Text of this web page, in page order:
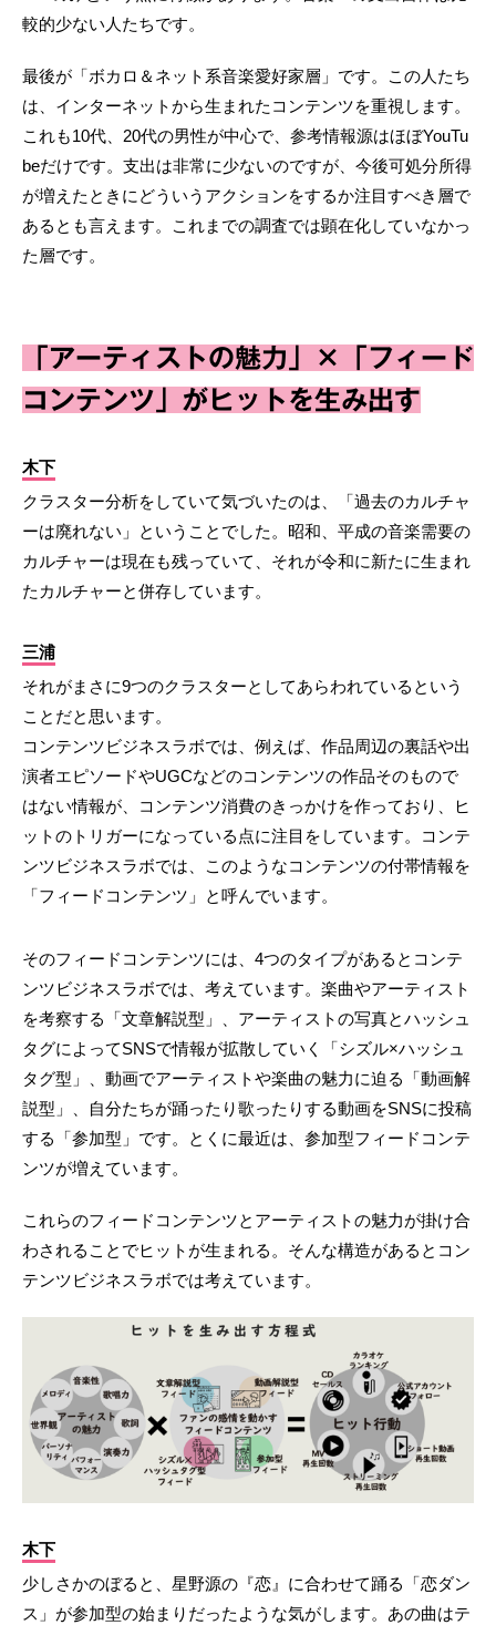
較的少ない人たちです。
最後が「ボカロ＆ネット系音楽愛好家層」です。この人たち
は、インターネットから生まれたコンテンツを重視します。
これも10代、20代の男性が中心で、参考情報源はほぼYouTu
beだけです。支出は非常に少ないのですが、今後可処分所得
が増えたときにどういうアクションをするか注目すべき層で
あるとも言えます。これまでの調査では顕在化していなかっ
た層です。
「アーティストの魅力」×「フィード
コンテンツ」がヒットを生み出す
木下
クラスター分析をしていて気づいたのは、「過去のカルチャ
ーは廃れない」ということでした。昭和、平成の音楽需要の
カルチャーは現在も残っていて、それが令和に新たに生まれ
たカルチャーと併存しています。
三浦
それがまさに9つのクラスターとしてあらわれているという
ことだと思います。
コンテンツビジネスラボでは、例えば、作品周辺の裏話や出
演者エピソードやUGCなどのコンテンツの作品そのもので
はない情報が、コンテンツ消費のきっかけを作っており、ヒ
ットのトリガーになっている点に注目をしています。コンテ
ンツビジネスラボでは、このようなコンテンツの付帯情報を
「フィードコンテンツ」と呼んでいます。
そのフィードコンテンツには、4つのタイプがあるとコンテ
ンツビジネスラボでは、考えています。楽曲やアーティスト
を考察する「文章解説型」、アーティストの写真とハッシュ
タグによってSNSで情報が拡散していく「シズル×ハッシュ
タグ型」、動画でアーティストや楽曲の魅力に迫る「動画解
説型」、自分たちが踊ったり歌ったりする動画をSNSに投稿
する「参加型」です。とくに最近は、参加型フィードコンテ
ンツが増えています。
これらのフィードコンテンツとアーティストの魅力が掛け合
わされることでヒットが生まれる。そんな構造があるとコン
テンツビジネスラボでは考えています。
木下
少しさかのぼると、星野源の『恋』に合わせて踊る「恋ダン
ス」が参加型の始まりだったような気がします。あの曲はテ